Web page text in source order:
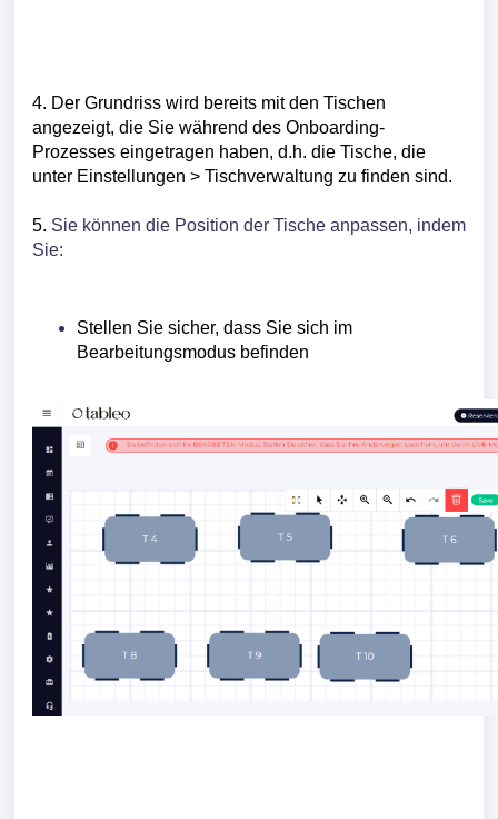
4. Der Grundriss wird bereits mit den Tischen
angezeigt, die Sie während des Onboarding-
Prozesses eingetragen haben, d.h. die Tische, die
unter Einstellungen > Tischverwaltung zu finden sind.
5. Sie können die Position der Tische anpassen, indem
Sie:
Stellen Sie sicher, dass Sie sich im
Bearbeitungsmodus befinden